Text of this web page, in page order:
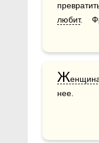
любит.
Ж
нее.